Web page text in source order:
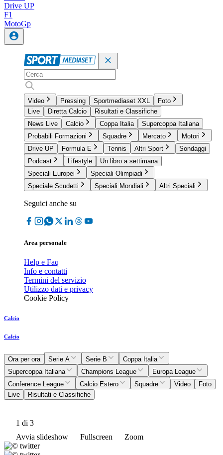
Drive UP
F1
MotoGp
Video Pressing Sportmediaset XXL
Foto
Live
Diretta Calcio
Risultati e Classifiche
News Live
Calcio Coppa Italia
Supercoppa Italiana
Probabili Formazioni
Squadre Mercato
Motori
Drive UP
Formula E Tennis Altri Sport
Sondaggi
Podcast
Lifestyle
Un libro a settimana
Speciali Europei
Speciali Olimpiadi
Speciale Scudetti
Speciali Mondiali Altri Speciali
Seguici anche su
Area personale
Help e Faq
Info e contatti
Termini del servizio
Utilizzo dati e privacy
Cookie Policy
Calcio
Calcio
Ora per ora Serie A Serie B
Coppa Italia
Supercoppa Italiana
Champions League
Europa League
Conference League
Calcio Estero Squadre Video
Foto
Live
Risultati e Classifiche
1 di 3
Avvia slideshow
Fullscreen Zoom